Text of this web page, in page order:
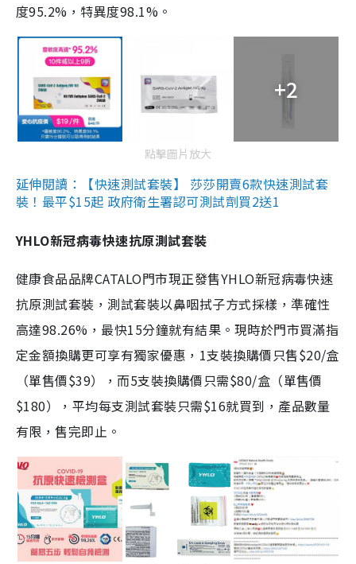
度95.2%，特異度98.1%。
+2
點擊圖片放大
延伸閱讀：【快速測試套裝】 莎莎開賣6款快速測試套
裝！最平$15起 政府衛生署認可測試劑買2送1
YHLO新冠病毒快速抗原測試套裝
健康食品品牌CATALO門市現正發售YHLO新冠病毒快速
抗原測試套裝，測試套裝以鼻咽拭子方式採樣，準確性
高達98.26%，最快15分鐘就有結果。現時於門市買滿指
定金額換購更可享有獨家優惠，1支裝換購價只售$20/盒
（單售價$39），而5支裝換購價只需$80/盒（單售價
$180），平均每支測試套裝只需$16就買到，產品數量
有限，售完即止。